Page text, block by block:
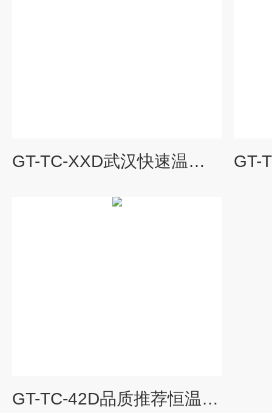
GT-TC-XXD武汉快速温变实验箱
GT-TC-42D品质推荐恒温恒湿快速温变试验箱选型标准 冷热冲击试验箱